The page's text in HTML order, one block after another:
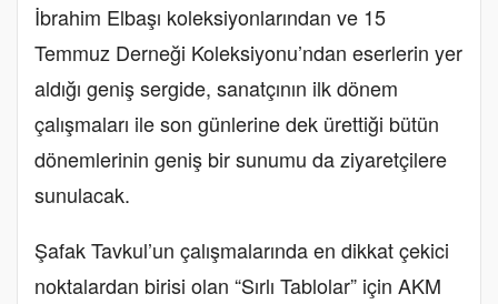
İbrahim Elbaşı koleksiyonlarından ve 15
Temmuz Derneği Koleksiyonu’ndan eserlerin yer
aldığı geniş sergide, sanatçının ilk dönem
çalışmaları ile son günlerine dek ürettiği bütün
dönemlerinin geniş bir sunumu da ziyaretçilere
sunulacak.
Şafak Tavkul’un çalışmalarında en dikkat çekici
noktalardan birisi olan “Sırlı Tablolar” için AKM